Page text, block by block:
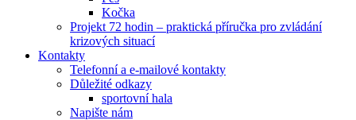
Kočka
Projekt 72 hodin – praktická příručka pro zvládání
krizových situací
Kontakty
Telefonní a e-mailové kontakty
Důležité odkazy
sportovní hala
Napište nám